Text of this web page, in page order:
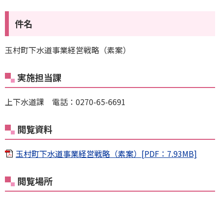
件名
玉村町下水道事業経営戦略（素案）
実施担当課
上下水道課 電話：0270-65-6691
閲覧資料
玉村町下水道事業経営戦略（素案）[PDF：7.93MB]
閲覧場所